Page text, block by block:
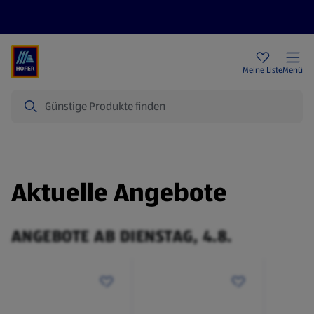
Meine ListeMenü
Aktuelle Angebote
ANGEBOTE AB DIENSTAG, 4.8.